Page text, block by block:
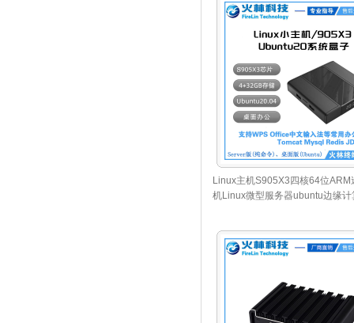
Linux主机S905X3四核64位ARM
机Linux微型服务器ubuntu边缘计